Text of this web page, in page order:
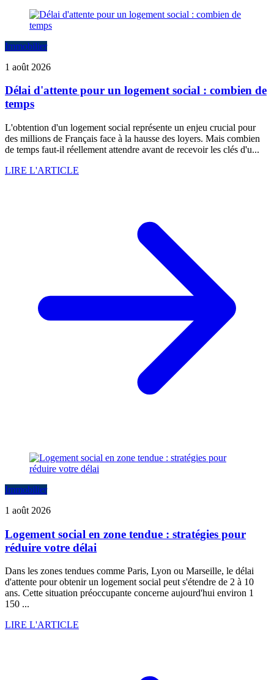
Immobilier
1 août 2026
Délai d'attente pour un logement social : combien de
temps
L'obtention d'un logement social représente un enjeu crucial pour
des millions de Français face à la hausse des loyers. Mais combien
de temps faut-il réellement attendre avant de recevoir les clés d'u...
LIRE L'ARTICLE
Immobilier
1 août 2026
Logement social en zone tendue : stratégies pour
réduire votre délai
Dans les zones tendues comme Paris, Lyon ou Marseille, le délai
d'attente pour obtenir un logement social peut s'étendre de 2 à 10
ans. Cette situation préoccupante concerne aujourd'hui environ 1
150 ...
LIRE L'ARTICLE